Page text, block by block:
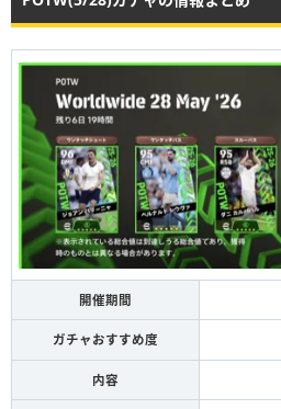
開催期間
ガチャおすすめ度
内容